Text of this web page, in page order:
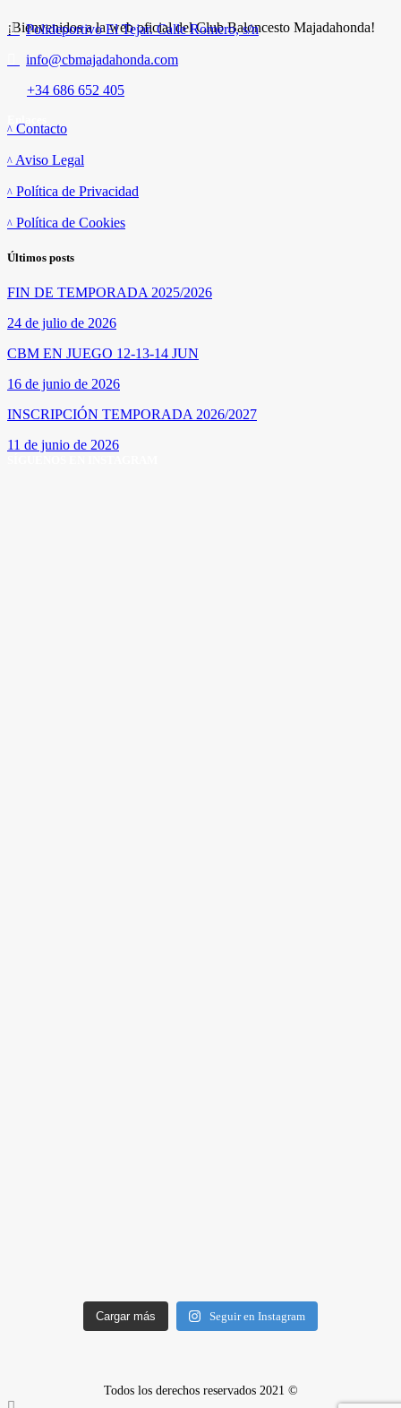
¡Bienvenidos a la web oficial del Club Baloncesto Majadahonda!
Polideportivo El Tejar. Calle Romero, s/n
info@cbmajadahonda.com
+34 686 652 405
Contacto
Aviso Legal
Política de Privacidad
Política de Cookies
Últimos posts
FIN DE TEMPORADA 2025/2026
24 de julio de 2026
CBM EN JUEGO 12-13-14 JUN
16 de junio de 2026
INSCRIPCIÓN TEMPORADA 2026/2027
11 de junio de 2026
Cargar más Seguir en Instagram
Todos los derechos reservados 2021 ©